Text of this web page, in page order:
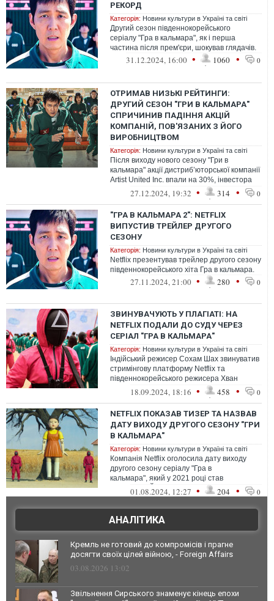
РЕКОРД
Категорія: Новини культури в Україні та світі
Другий сезон південнокорейського
серіалу "Гра в кальмара", як і перша
частина після прем'єри, шокував глядачів.
31.12.2024, 16:00 • 1060 • 0
ОТРИМАВ НИЗЬКІ РЕЙТИНГИ:
ДРУГИЙ СЕЗОН "ГРИ В КАЛЬМАРА"
СПРИЧИНИВ ПАДІННЯ АКЦІЙ
КОМПАНІЙ, ПОВ'ЯЗАНИХ З ЙОГО
ВИРОБНИЦТВОМ
Категорія: Новини культури в Україні та світі
Після виходу нового сезону "Гри в
кальмара" акції дистрибʼюторської компанії
Artist United Inc. впали на 30%, інвестора
Wysiwyg Studios Co. - на 25%, ...
27.12.2024, 19:32 • 314 • 0
"ГРА В КАЛЬМАРА 2": NETFLIX
ВИПУСТИВ ТРЕЙЛЕР ДРУГОГО
СЕЗОНУ
Категорія: Новини культури в Україні та світі
Netflix презентував трейлер другого сезону
південнокорейського хіта Гра в кальмара.
27.11.2024, 21:00 • 280 • 0
ЗВИНУВАЧУЮТЬ У ПЛАГІАТІ: НА
NETFLIX ПОДАЛИ ДО СУДУ ЧЕРЕЗ
СЕРІАЛ "ГРА В КАЛЬМАРА"
Категорія: Новини культури в Україні та світі
Індійський режисер Сохам Шах звинуватив
стримінгову платформу Netflix та
південнокорейського режисера Хван
Донхьока, автора серіалу "Гра в кальмара"
18.09.2024, 18:16 • 458 • 0
NETFLIX ПОКАЗАВ ТИЗЕР ТА НАЗВАВ
ДАТУ ВИХОДУ ДРУГОГО СЕЗОНУ "ГРИ
В КАЛЬМАРА"
Категорія: Новини культури в Україні та світі
Компанія Netflix оголосила дату виходу
другого сезону серіалу "Гра в
кальмара", який у 2021 році став
сенсацією. Його прем'єра припадає на 26
грудня 2...
01.08.2024, 12:27 • 204 • 0
АНАЛІТИКА
Кремль не готовий до компромісів і прагне
досягти своїх цілей війною, - Foreign Affairs
03.08.2026 13:02
Звільнення Сирського знаменує кінець епохи